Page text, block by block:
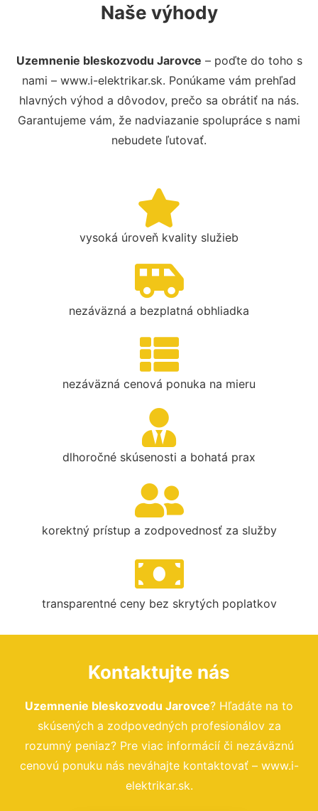
Naše výhody
Uzemnenie bleskozvodu Jarovce – poďte do toho s
nami – www.i-elektrikar.sk. Ponúkame vám prehľad
hlavných výhod a dôvodov, prečo sa obrátiť na nás.
Garantujeme vám, že nadviazanie spolupráce s nami
nebudete ľutovať.
vysoká úroveň kvality služieb
nezáväzná a bezplatná obhliadka
nezáväzná cenová ponuka na mieru
dlhoročné skúsenosti a bohatá prax
korektný prístup a zodpovednosť za služby
transparentné ceny bez skrytých poplatkov
Kontaktujte nás
Uzemnenie bleskozvodu Jarovce? Hľadáte na to
skúsených a zodpovedných profesionálov za
rozumný peniaz? Pre viac informácií či nezáväznú
cenovú ponuku nás neváhajte kontaktovať – www.i-
elektrikar.sk.